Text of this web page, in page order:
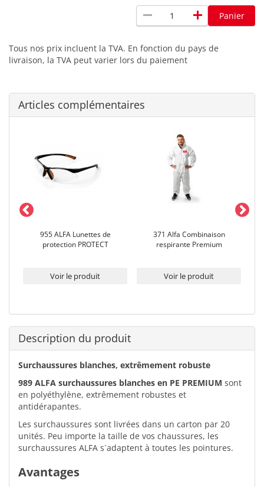
remove add Panier
Tous nos prix incluent la TVA. En fonction du pays de
livraison, la TVA peut varier lors du paiement
Articles complémentaires
955 ALFA Lunettes de
protection PROTECT
Voir le produit
371 Alfa Combinaison
respirante Premium
Voir le produit
Description du produit
Surchaussures blanches, extrêmement robuste
989 ALFA surchaussures blanches en PE PREMIUM sont
en polyéthylène, extrêmement robustes et
antidérapantes.
Les surchaussures sont livrées dans un carton par 20
unités. Peu importe la taille de vos chaussures, les
surchaussures ALFA s´adaptent à toutes les pointures.
Avantages